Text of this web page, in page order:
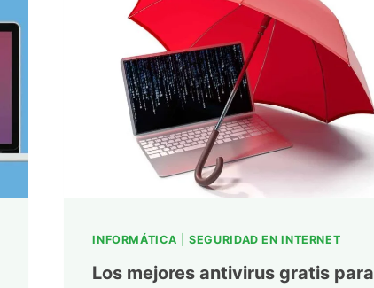
INFORMÁTICA |SEGURIDAD EN INTERNET
Los mejores antivirus gratis para